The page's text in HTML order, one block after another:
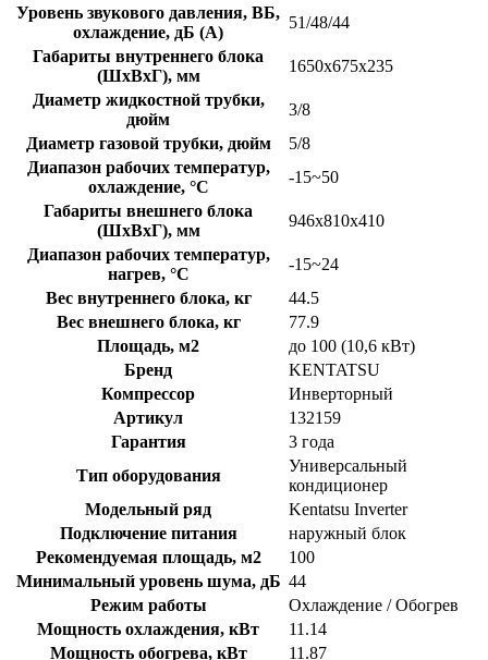
Уровень звукового давления, ВБ,
охлаждение, дБ (А)
51/48/44
Габариты внутреннего блока
(ШхВхГ), мм
1650х675х235
Диаметр жидкостной трубки,
дюйм
3/8
Диаметр газовой трубки, дюйм
5/8
Диапазон рабочих температур,
охлаждение, °C
-15~50
Габариты внешнего блока
(ШхВхГ), мм
946х810х410
Диапазон рабочих температур,
нагрев, °C
-15~24
Вес внутреннего блока, кг
44.5
Вес внешнего блока, кг
77.9
Площадь, м2
до 100 (10,6 кВт)
Бренд
KENTATSU
Компрессор
Инверторный
Артикул
132159
Гарантия
3 года
Тип оборудования
Универсальный
кондиционер
Модельный ряд
Kentatsu Inverter
Подключение питания
наружный блок
Рекомендуемая площадь, м2
100
Минимальный уровень шума, дБ 44
Режим работы
Охлаждение / Обогрев
Мощность охлаждения, кВт
11.14
Мощность обогрева, кВт
11.87